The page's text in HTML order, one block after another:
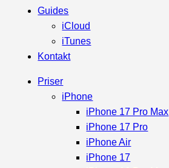
Guides
iCloud
iTunes
Kontakt
Priser
iPhone
iPhone 17 Pro Max
iPhone 17 Pro
iPhone Air
iPhone 17